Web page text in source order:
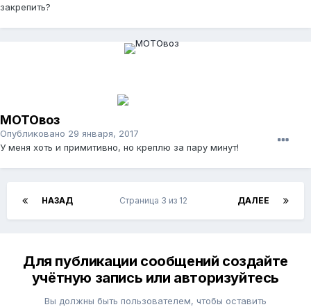
закрепить?
МОТОвоз
Опубликовано 29 января, 2017
У меня хоть и примитивно, но креплю за пару минут!
НАЗАД ДАЛЕЕ
Страница 3 из 12
Для публикации сообщений создайте
учётную запись или авторизуйтесь
Вы должны быть пользователем, чтобы оставить